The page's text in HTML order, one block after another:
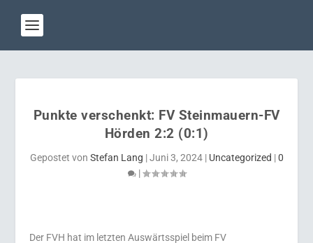
Punkte verschenkt: FV Steinmauern-FV
Hörden 2:2 (0:1)
Gepostet von Stefan Lang |Juni 3, 2024| Uncategorized |0
|
Der FVH hat im letzten Auswärtsspiel beim FV